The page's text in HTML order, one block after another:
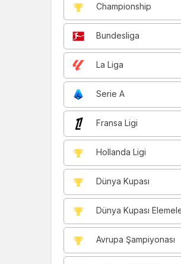
Championship
Bundesliga
La Liga
Serie A
Fransa Ligi
Hollanda Ligi
Dünya Kupası
Dünya Kupası
Avrupa Şampiyonası